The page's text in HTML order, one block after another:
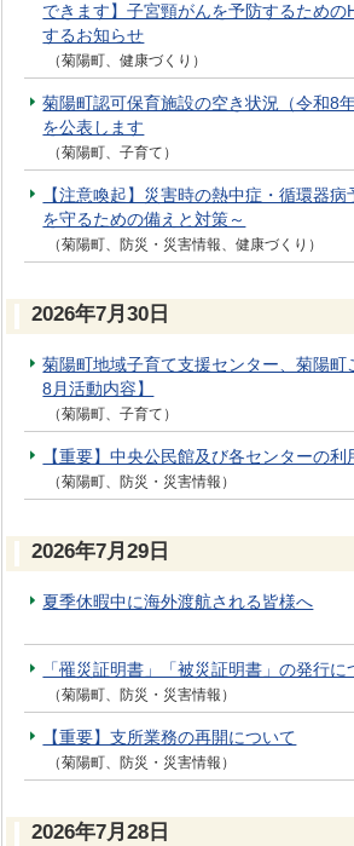
できます】子宮頸がんを予防するための
するお知らせ
（菊陽町、健康づくり）
菊陽町認可保育施設の空き状況（令和8
を公表します
（菊陽町、子育て）
【注意喚起】災害時の熱中症・循環器
を守るための備えと対策～
（菊陽町、防災・災害情報、健康づくり）
2026年7月30日
菊陽町地域子育て支援センター、菊陽町
8月活動内容】
（菊陽町、子育て）
【重要】中央公民館及び各センターの
（菊陽町、防災・災害情報）
2026年7月29日
夏季休暇中に海外渡航される皆様へ
「罹災証明書」「被災証明書」の発行に
（菊陽町、防災・災害情報）
【重要】支所業務の再開について
（菊陽町、防災・災害情報）
2026年7月28日